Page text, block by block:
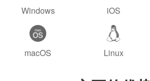
Windows iOS
macOS Linux